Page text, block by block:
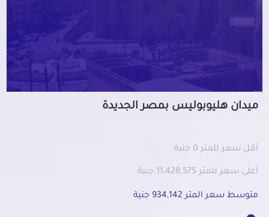
ميدان هليوبوليس بمصر الجديدة
أقل سعر للمتر 0 جنية
أعلى سعر للمتر 11,428,575 جنية
متوسط سعر المتر 934,142 جنية